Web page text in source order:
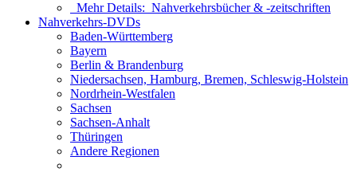
Mehr Details: Nahverkehrsbücher & -zeitschriften
Nahverkehrs-DVDs
Baden-Württemberg
Bayern
Berlin & Brandenburg
Niedersachsen, Hamburg, Bremen, Schleswig-Holstein
Nordrhein-Westfalen
Sachsen
Sachsen-Anhalt
Thüringen
Andere Regionen